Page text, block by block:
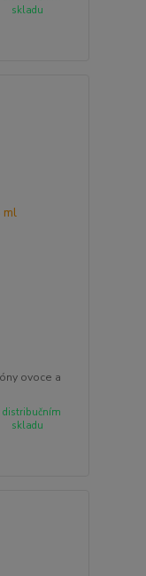
skladu
ovoce a
distribučním
skladu